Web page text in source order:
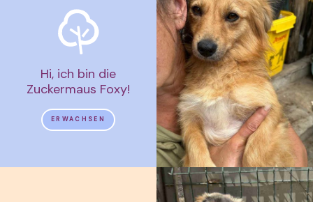
Hi, ich bin die
Zuckermaus Foxy!
ERWACHSEN